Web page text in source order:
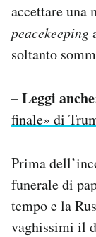
accettare una
peacekeeping
soltanto
– Leggi
finale» di
Prima
funerale di
tempo e la
vaghissimi il